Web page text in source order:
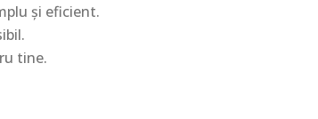
și eficient.
tine.